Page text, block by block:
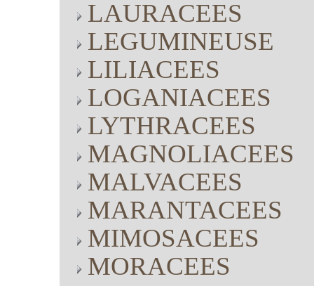
LAURACEES
LEGUMINEUSE
LILIACEES
LOGANIACEES
LYTHRACEES
MAGNOLIACEES
MALVACEES
MARANTACEES
MIMOSACEES
MORACEES